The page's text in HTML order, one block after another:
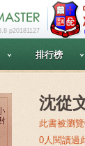
p20181127
排行榜
沈從
此書被瀏
0人閱讀過